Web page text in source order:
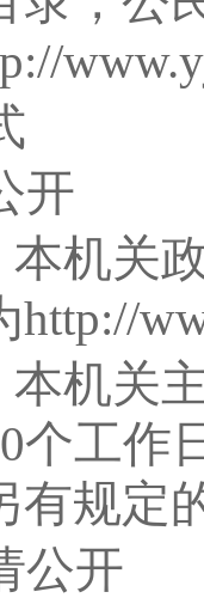
开
机关
http://
机关
个工作
有规定
公开